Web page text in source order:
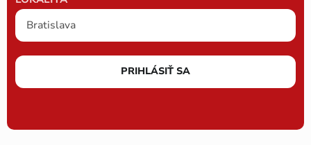
PRIHLÁSIŤ SA